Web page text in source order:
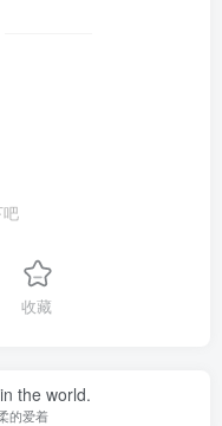
吧
收藏
the world.
的爱着